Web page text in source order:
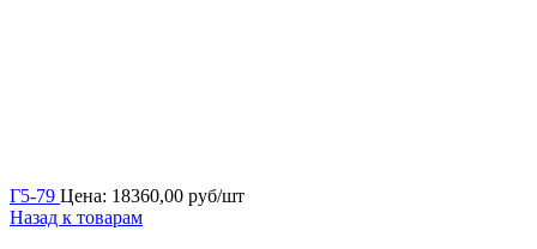
Г5-79 Цена: 18360,00 руб/шт
Назад к товарам